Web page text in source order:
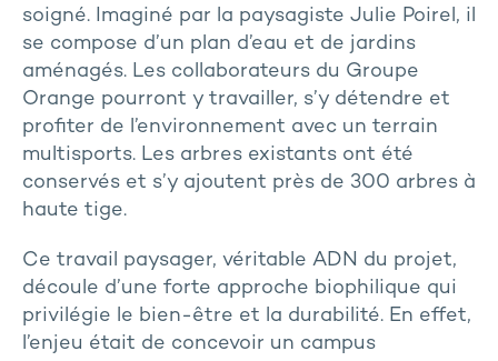
soigné. Imaginé par la paysagiste Julie Poirel, il
se compose d’un plan d’eau et de jardins
aménagés. Les collaborateurs du Groupe
Orange pourront y travailler, s’y détendre et
profiter de l’environnement avec un terrain
multisports. Les arbres existants ont été
conservés et s’y ajoutent près de 300 arbres à
haute tige.
Ce travail paysager, véritable ADN du projet,
découle d’une forte approche biophilique qui
privilégie le bien-être et la durabilité. En effet,
l’enjeu était de concevoir un campus